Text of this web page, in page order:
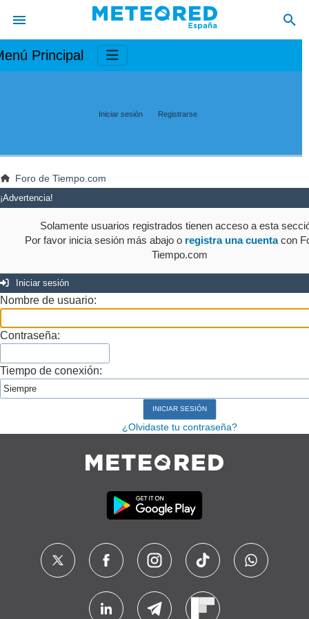
Principal
Iniciar sesión Registrarse
Foro de Tiempo.com
¡Advertencia!
Solamente usuarios registrados tienen acceso a esta
Por favor inicia sesión más abajo o registra una cuentacon
Tiempo.com
Iniciar sesión
Nombre de usuario:
Contraseña:
Tiempo de conexión:
¿Olvidaste tu contraseña?